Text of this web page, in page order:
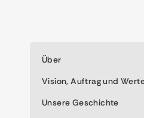
Über
Vision, Auftrag und
Unsere Geschichte